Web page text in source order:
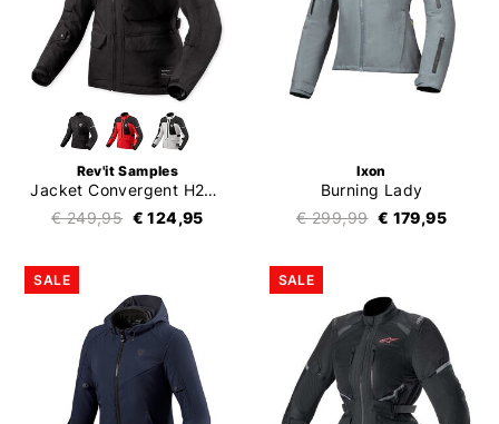
Rev'it Samples
Jacket Convergent H2O Ladies
€ 249,95 € 124,95
Ixon
Burning Lady
€ 299,99 € 179,95
SALE SALE